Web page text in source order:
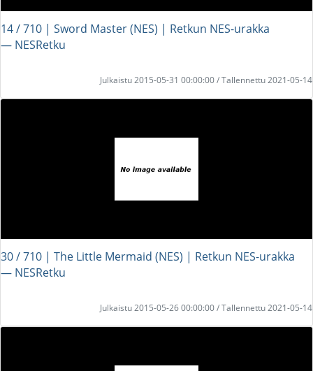
14 / 710 | Sword Master (NES) | Retkun NES-urakka
― NESRetku
Julkaistu 2015-05-31 00:00:00 / Tallennettu 2021-05-14
30 / 710 | The Little Mermaid (NES) | Retkun NES-urakka
― NESRetku
Julkaistu 2015-05-26 00:00:00 / Tallennettu 2021-05-14